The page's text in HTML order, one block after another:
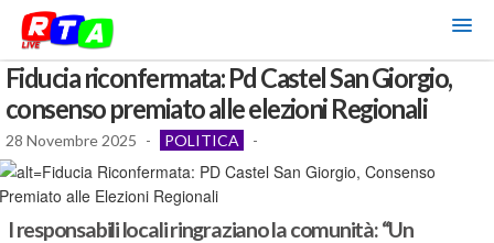
Fiducia riconfermata: Pd Castel San Giorgio,
consenso premiato alle elezioni Regionali
28 Novembre 2025 - POLITICA -
I responsabili locali ringraziano la comunità: “Un